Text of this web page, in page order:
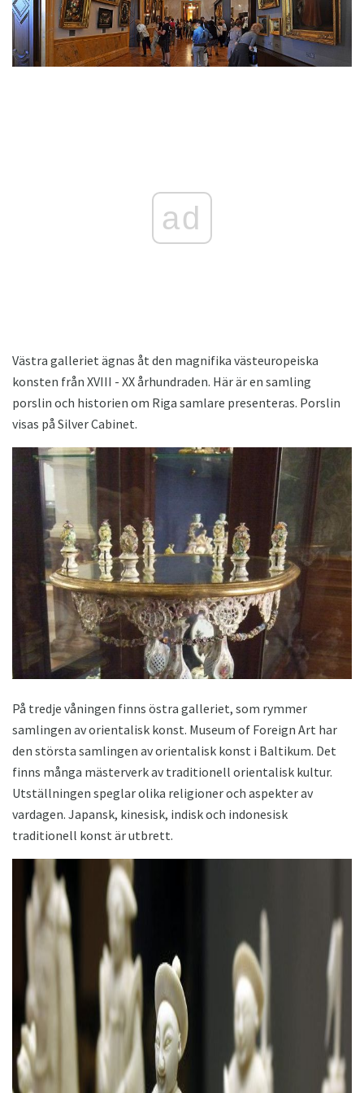
ad
Västra galleriet ägnas åt den magnifika västeuropeiska
konsten från XVIII - XX århundraden. Här är en samling
porslin och historien om Riga samlare presenteras. Porslin
visas på Silver Cabinet.
På tredje våningen finns östra galleriet, som rymmer
samlingen av orientalisk konst. Museum of Foreign Art har
den största samlingen av orientalisk konst i Baltikum. Det
finns många mästerverk av traditionell orientalisk kultur.
Utställningen speglar olika religioner och aspekter av
vardagen. Japansk, kinesisk, indisk och indonesisk
traditionell konst är utbrett.